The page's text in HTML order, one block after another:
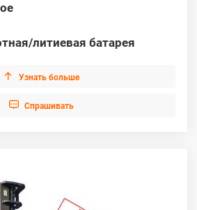
литиевая батарея
 Узнать больше
 Cпрашивать